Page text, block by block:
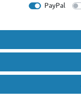
PayPal